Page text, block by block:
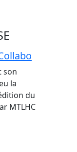
son
la
du
MTLHC